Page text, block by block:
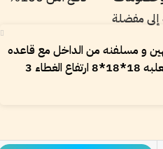
إلى مفضلة
و مسلفنه من الداخل مع قاعده
3